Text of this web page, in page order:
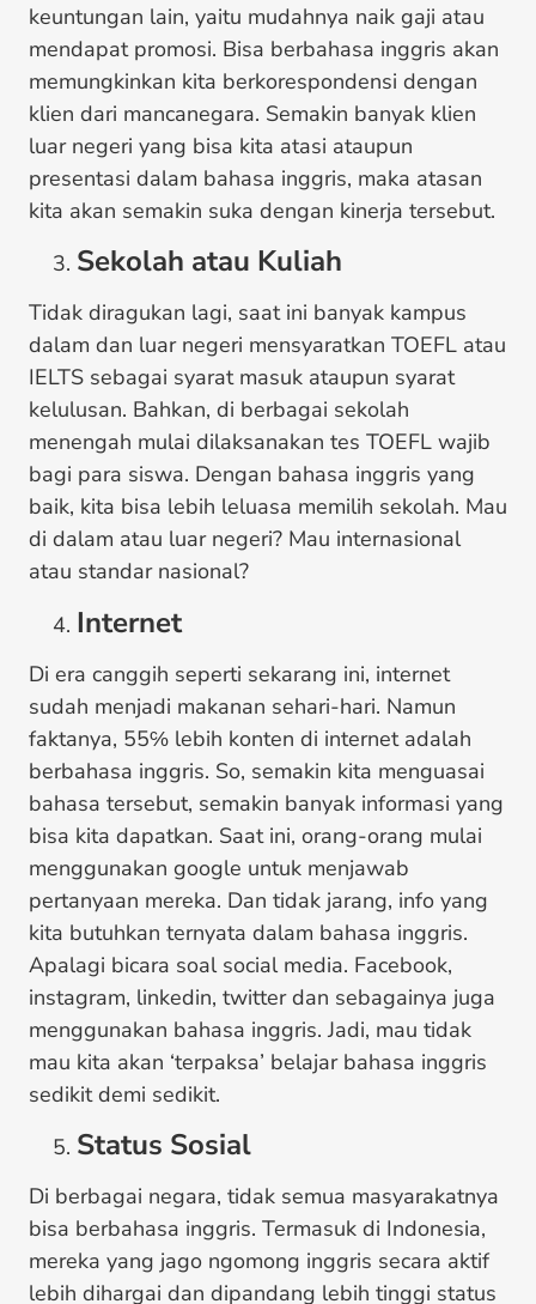
keuntungan lain, yaitu mudahnya naik gaji atau
mendapat promosi. Bisa berbahasa inggris akan
memungkinkan kita berkorespondensi dengan
klien dari mancanegara. Semakin banyak klien
luar negeri yang bisa kita atasi ataupun
presentasi dalam bahasa inggris, maka atasan
kita akan semakin suka dengan kinerja tersebut.
Sekolah atau Kuliah
Tidak diragukan lagi, saat ini banyak kampus
dalam dan luar negeri mensyaratkan TOEFL atau
IELTS sebagai syarat masuk ataupun syarat
kelulusan. Bahkan, di berbagai sekolah
menengah mulai dilaksanakan tes TOEFL wajib
bagi para siswa. Dengan bahasa inggris yang
baik, kita bisa lebih leluasa memilih sekolah. Mau
di dalam atau luar negeri? Mau internasional
atau standar nasional?
Internet
Di era canggih seperti sekarang ini, internet
sudah menjadi makanan sehari-hari. Namun
faktanya, 55℅ lebih konten di internet adalah
berbahasa inggris. So, semakin kita menguasai
bahasa tersebut, semakin banyak informasi yang
bisa kita dapatkan. Saat ini, orang-orang mulai
menggunakan google untuk menjawab
pertanyaan mereka. Dan tidak jarang, info yang
kita butuhkan ternyata dalam bahasa inggris.
Apalagi bicara soal social media. Facebook,
instagram, linkedin, twitter dan sebagainya juga
menggunakan bahasa inggris. Jadi, mau tidak
mau kita akan ‘terpaksa’ belajar bahasa inggris
sedikit demi sedikit.
Status Sosial
Di berbagai negara, tidak semua masyarakatnya
bisa berbahasa inggris. Termasuk di Indonesia,
mereka yang jago ngomong inggris secara aktif
lebih dihargai dan dipandang lebih tinggi status